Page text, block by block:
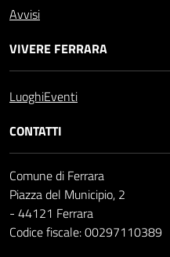
Avvisi
VIVERE FERRARA
LuoghiEventi
CONTATTI
Comune di Ferrara
Piazza del Municipio, 2
- 44121 Ferrara
Codice fiscale: 00297110389